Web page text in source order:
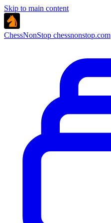
Skip to main content
ChessNonStop chessnonstop.com